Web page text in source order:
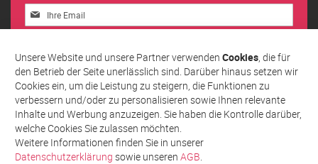
Melden
Sie
unseren
Newsletter
an:
Abonnieren
Unsere Website und unsere Partner verwenden Cookies, die für
den Betrieb der Seite unerlässlich sind. Darüber hinaus setzen wir
Cookies ein, um die Leistung zu steigern, die Funktionen zu
verbessern und/oder zu personalisieren sowie Ihnen relevante
Inhalte und Werbung anzuzeigen. Sie haben die Kontrolle darüber,
welche Cookies Sie zulassen möchten.
Weitere Informationen finden Sie in unserer
Datenschutzerklärung sowie unseren AGB.